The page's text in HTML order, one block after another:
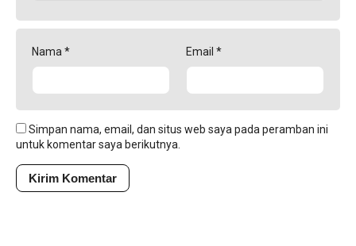
Nama * Email *
Simpan nama, email, dan situs web saya pada peramban ini
untuk komentar saya berikutnya.